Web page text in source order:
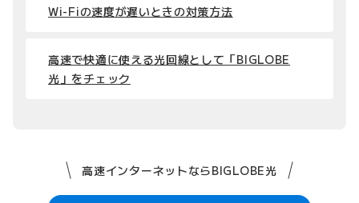
Wi-Fiの速度が遅いときの対策方法
高速で快適に使える光回線として「BIGLOBE
光」をチェック
高速インターネットならBIGLOBE光